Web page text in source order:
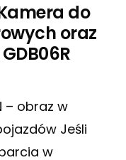
do
oraz
– obraz w
Jeśli
w